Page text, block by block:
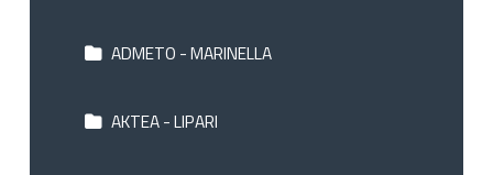
ADMETO - MARINELLA
AKTEA - LIPARI